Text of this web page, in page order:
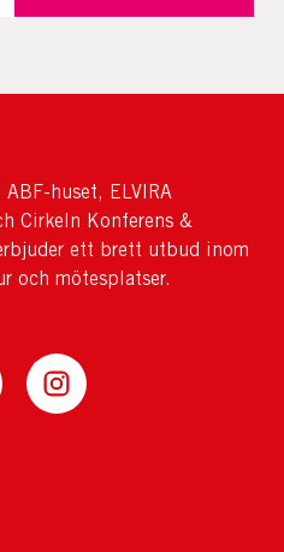
huset, ELVIRA
Cirkeln Konferens &
ett brett utbud inom
och mötesplatser.